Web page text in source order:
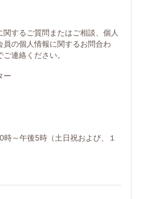
するご質問またはご相談、個人
の個人情報に関するお問合わ
連絡ください。
ー
～午後5時（土日祝および、１